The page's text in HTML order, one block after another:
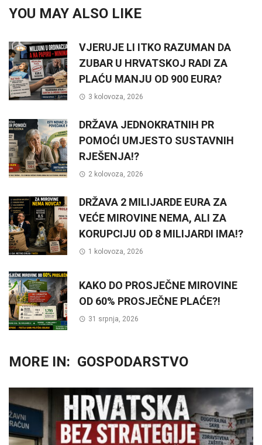
YOU MAY ALSO LIKE
VJERUJE LI ITKO RAZUMAN DA
ZUBAR U HRVATSKOJ RADI ZA
PLAĆU MANJU OD 900 EURA?
3 kolovoza, 2026
DRŽAVA JEDNOKRATNIH PR
POMOĆI UMJESTO SUSTAVNIH
RJEŠENJA!?
2 kolovoza, 2026
DRŽAVA 2 MILIJARDE EURA ZA
VEĆE MIROVINE NEMA, ALI ZA
KORUPCIJU OD 8 MILIJARDI IMA!?
1 kolovoza, 2026
KAKO DO PROSJEČNE MIROVINE
OD 60% PROSJEČNE PLAĆE?!
31 srpnja, 2026
MORE IN: GOSPODARSTVO